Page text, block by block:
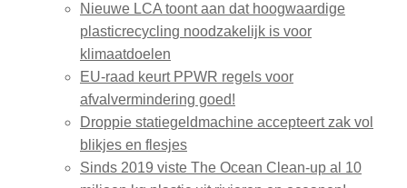
Nieuwe LCA toont aan dat hoogwaardige
plasticrecycling noodzakelijk is voor
klimaatdoelen
EU-raad keurt PPWR regels voor
afvalvermindering goed!
Droppie statiegeldmachine accepteert zak vol
blikjes en flesjes
Sinds 2019 viste The Ocean Clean-up al 10